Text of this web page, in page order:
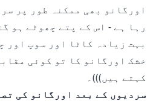
اورگانو بھی ممکنہ طور پر
رہا ہے - اس کے پتے چھوٹے ہو
بہت زیادہ کاٹا اور سوپ اور
خشک اورگانو کا تو کوئی
کہتے ہیں)))۔
سردیوں کے بعد اورگانو کی